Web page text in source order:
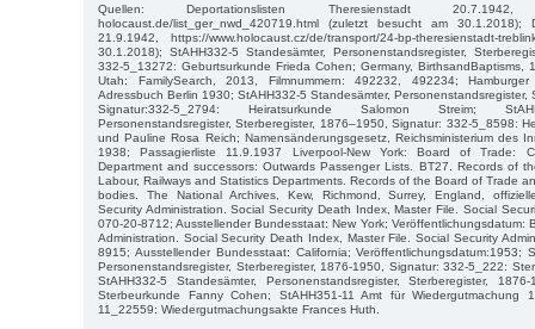
Quellen: Deportationslisten Theresienstadt 20.7.1942,
holocaust.de/list_ger_nwd_420719.html (zuletzt besucht am 30.1.2018);
21.9.1942, https://www.holocaust.cz/de/transport/24-bp-theresienstadt-
30.1.2018); StAHH332-5 Standesämter, Personenstandsregister,
332-5_13272: Geburtsurkunde Frieda Cohen; Germany, BirthsandBaptisms,
Utah: FamilySearch, 2013, Filmnummern: 492232, 492234; Hamburger
Adressbuch Berlin 1930; StAHH332-5 Standesämter, Personenstandsregister,
Signatur:332-5_2794: Heiratsurkunde Salomon Streim;
Personenstandsregister, Sterberegister, 1876–1950, Signatur: 332-5_8598:
und Pauline Rosa Reich; Namensänderungsgesetz, Reichsministerium des
1938; Passagierliste 11.9.1937 Liverpool-New York: Board of Trade:
Department and successors: Outwards Passenger Lists. BT27. Records of
Labour, Railways and Statistics Departments. Records of the Board of Trade
bodies. The National Archives, Kew, Richmond, Surrey, England,
Security Administration. Social Security Death Index, Master File. Social
070-20-8712; Ausstellender Bundesstaat: New York; Veröffentlichungsdatum:
Administration. Social Security Death Index, Master File. Social Security
8915; Ausstellender Bundesstaat: California; Veröffentlichungsdatum:1953;
Personenstandsregister, Sterberegister, 1876-1950, Signatur: 332-5_222:
StAHH332-5 Standesämter, Personenstandsregister, Sterberegister,
Sterbeurkunde Fanny Cohen; StAHH351-11 Amt für Wiedergutmachung
11_22559: Wiedergutmachungsakte Frances Huth.